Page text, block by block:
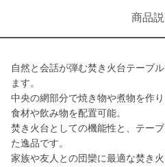
商品
自然と会話が弾む焚き火台テーブ
ます。
中央の網部分で焼き物や煮物を作
食材や飲み物を配置可能。
焚き火台としての機能性と、テー
た逸品です。
家族や友人との団欒に最適な焚き